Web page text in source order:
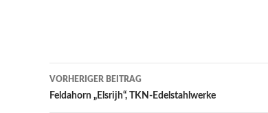
Beitrags-
Navigation
VORHERIGER BEITRAG
Feldahorn „Elsrijh“, TKN-Edelstahlwerke